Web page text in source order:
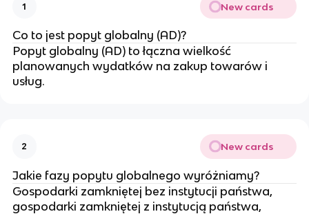
1 New cards
Co to jest popyt globalny (AD)?
Popyt globalny (AD) to łączna wielkość
planowanych wydatków na zakup towarów i
usług.
2 New cards
Jakie fazy popytu globalnego wyróżniamy?
Gospodarki zamkniętej bez instytucji państwa,
gospodarki zamkniętej z instytucją państwa,